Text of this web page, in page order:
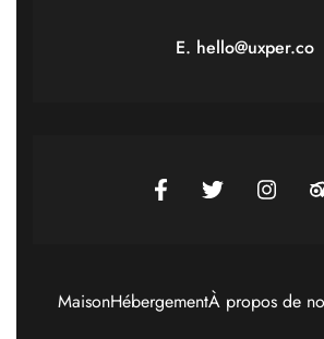
E. hello@uxper.co
MaisonHébergementÀ propos de